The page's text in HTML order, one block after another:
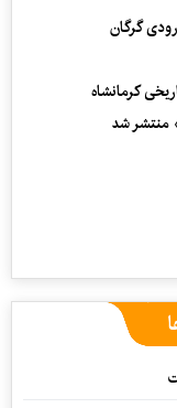
گرگان
کرمانشاه
منتشر شد